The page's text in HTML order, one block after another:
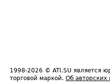
1998-2026 © ATI.SU является
торговой маркой. Об авторских